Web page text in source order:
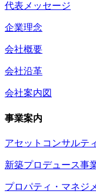
代表メッセージ
企業理念
会社概要
会社沿革
会社案内図
事業案内
アセットコンサルテ
新築プロデュース事
プロパティ・マネジ